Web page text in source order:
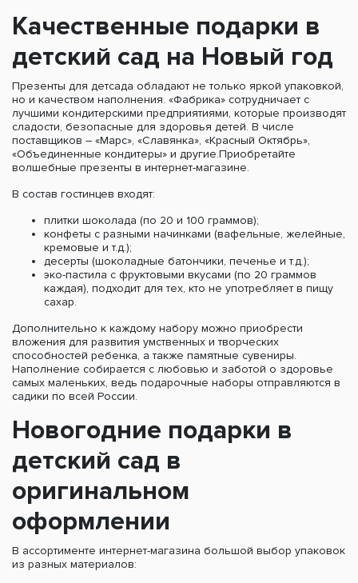
Качественные подарки в
детский сад на Новый год
Презенты для детсада обладают не только яркой упаковкой,
но и качеством наполнения. «Фабрика» сотрудничает с
лучшими кондитерскими предприятиями, которые производят
сладости, безопасные для здоровья детей. В числе
поставщиков – «Марс», «Славянка», «Красный Октябрь»,
«Объединенные кондитеры» и другие.Приобретайте
волшебные презенты в интернет-магазине.
В состав гостинцев входят:
плитки шоколада (по 20 и 100 граммов);
конфеты с разными начинками (вафельные, желейные,
кремовые и т.д.);
десерты (шоколадные батончики, печенье и т.д.);
эко-пастила с фруктовыми вкусами (по 20 граммов
каждая), подходит для тех, кто не употребляет в пищу
сахар.
Дополнительно к каждому набору можно приобрести
вложения для развития умственных и творческих
способностей ребенка, а также памятные сувениры.
Наполнение собирается с любовью и заботой о здоровье
самых маленьких, ведь подарочные наборы отправляются в
садики по всей России.
Новогодние подарки в
детский сад в
оригинальном
оформлении
В ассортименте интернет-магазина большой выбор упаковок
из разных материалов: